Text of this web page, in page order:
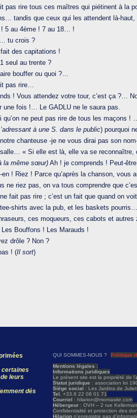
pas rire tous ces maîtres qui piétinent à la
tandis que ceux qui les attendent là-
! 5 au 4ème ! 7 au 18… !
tu crois ?
des capitations !
seul au trente ?
bouffer ou quoi ?…
pas rire…
! Vous attendez votre tour, c’est ça ?…
une fois !… Le GADLU ne le saura pas.
qu’on ne peut pas rire de tous les maçons !
à une S. dans le public) pourquoi
chanteuse -je ne vous dirai pas son
« Si elle est là, elle va se
la même sœur) Ah ! je comprends ! Peut-
! Riez ! Parce qu’après la chanson,
ne riez pas, on va tous comprendre que
fait pas rire ; c’est un fait que quand on
shirts avec la pub, et les baskets
ces moqueurs, ces cabots et
Bouffons ! Les Marauds !
drôle ? Non ?
! (Il sort)
certaines
leurs
dés
QUI SOMMES-NOUS ?
Politique
Mentions légales :
Informations juridiques
Le présent site est la propriété de l’
Statut juridique : association loi
Siège social : Les Jardins de
Tel . +33.6 22 08 01 71
Courriel : hilarion@momasite.com
Hébergeur : OVH – 2 rue
Confidentialité et protection des
Hilarionn’enregistre pas